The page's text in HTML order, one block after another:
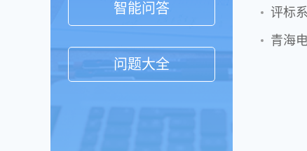
智能问答
问题大全
评标
青海